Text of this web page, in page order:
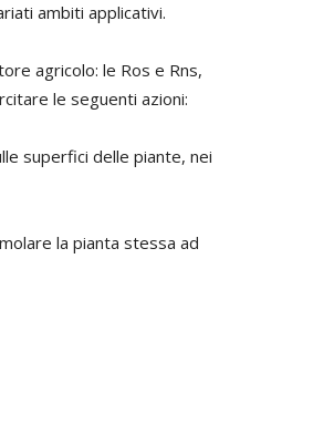
ambiti applicativi.
agricolo: le Ros e Rns,
le seguenti azioni:
superfici delle piante, nei
la pianta stessa ad